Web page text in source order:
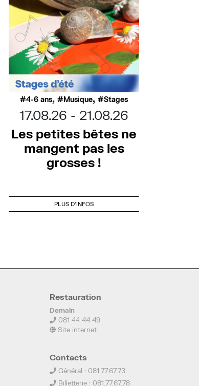
4-6 ans, Musique, Stages
17.08.26
21.08.26
Les petites bêtes ne
mangent pas les
grosses !
PLUS D'INFOS
Restauration
Demain
081 44 44 49
Site internet
Contacts
Général : 081.77.67.73
Billetterie : 081.77.67.78